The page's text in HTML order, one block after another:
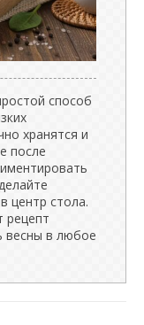
способ
хранятся и
после
центр стола.
рецепт
весны в любое